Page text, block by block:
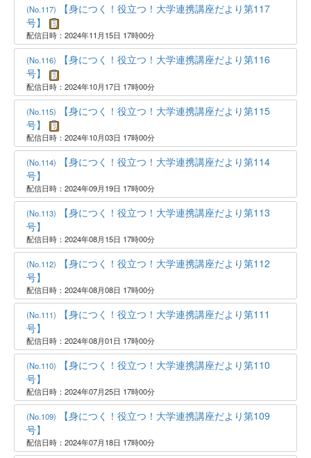
(No.117)
【身につく！役立つ！大学連携講座だより第117
号】
配信日時：2024年11月15日 17時00分
(No.116)
【身につく！役立つ！大学連携講座だより第116
号】
配信日時：2024年10月17日 17時00分
(No.115)
【身につく！役立つ！大学連携講座だより第115
号】
配信日時：2024年10月03日 17時00分
(No.114)
【身につく！役立つ！大学連携講座だより第114
号】
配信日時：2024年09月19日 17時00分
(No.113)
【身につく！役立つ！大学連携講座だより第113
号】
配信日時：2024年08月15日 17時00分
(No.112)
【身につく！役立つ！大学連携講座だより第112
号】
配信日時：2024年08月08日 17時00分
(No.111)
【身につく！役立つ！大学連携講座だより第111
号】
配信日時：2024年08月01日 17時00分
(No.110)
【身につく！役立つ！大学連携講座だより第110
号】
配信日時：2024年07月25日 17時00分
(No.109)
【身につく！役立つ！大学連携講座だより第109
号】
配信日時：2024年07月18日 17時00分